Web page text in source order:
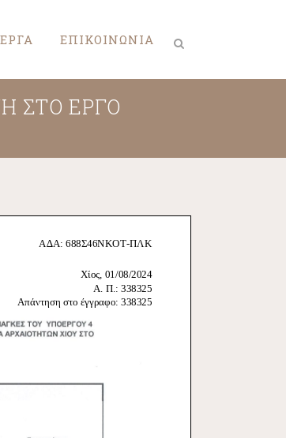
ΕΡΓΑ ΕΠΙΚΟΙΝΩΝΙΑ
ΣΤΟ ΕΡΓΟ